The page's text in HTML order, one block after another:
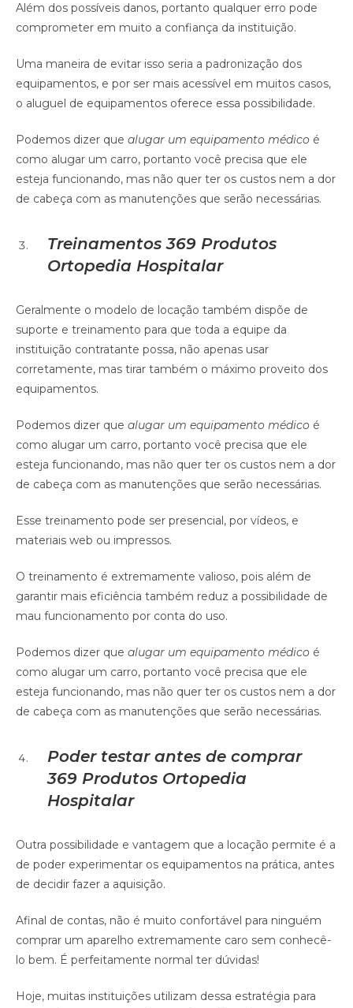
Além dos possíveis danos, portanto qualquer erro pode
comprometer em muito a confiança da instituição.
Uma maneira de evitar isso seria a padronização dos
equipamentos, e por ser mais acessível em muitos casos,
o aluguel de equipamentos oferece essa possibilidade.
Podemos dizer que alugar um equipamento médico é
como alugar um carro, portanto você precisa que ele
esteja funcionando, mas não quer ter os custos nem a dor
de cabeça com as manutenções que serão necessárias.
Treinamentos369 Produtos
Ortopedia Hospitalar
Geralmente o modelo de locação também dispõe de
suporte e treinamento para que toda a equipe da
instituição contratante possa, não apenas usar
corretamente, mas tirar também o máximo proveito dos
equipamentos.
Podemos dizer que alugar um equipamento médico é
como alugar um carro, portanto você precisa que ele
esteja funcionando, mas não quer ter os custos nem a dor
de cabeça com as manutenções que serão necessárias.
Esse treinamento pode ser presencial, por vídeos, e
materiais web ou impressos.
O treinamento é extremamente valioso, pois além de
garantir mais eficiência também reduz a possibilidade de
mau funcionamento por conta do uso.
Podemos dizer que alugar um equipamento médico é
como alugar um carro, portanto você precisa que ele
esteja funcionando, mas não quer ter os custos nem a dor
de cabeça com as manutenções que serão necessárias.
Poder testar antes de comprar
369 Produtos Ortopedia
Hospitalar
Outra possibilidade e vantagem que a locação permite é a
de poder experimentar os equipamentos na prática, antes
de decidir fazer a aquisição.
Afinal de contas, não é muito confortável para ninguém
comprar um aparelho extremamente caro sem conhecê-
lo bem. É perfeitamente normal ter dúvidas!
Hoje, muitas instituições utilizam dessa estratégia para